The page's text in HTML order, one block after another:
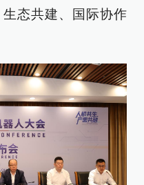
态共建、国际协作